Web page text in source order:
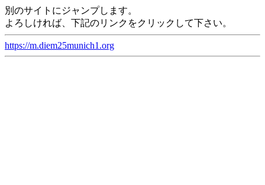
別のサイトにジャンプします。
よろしければ、下記のリンクをクリックして下さい。
https://m.diem25munich1.org